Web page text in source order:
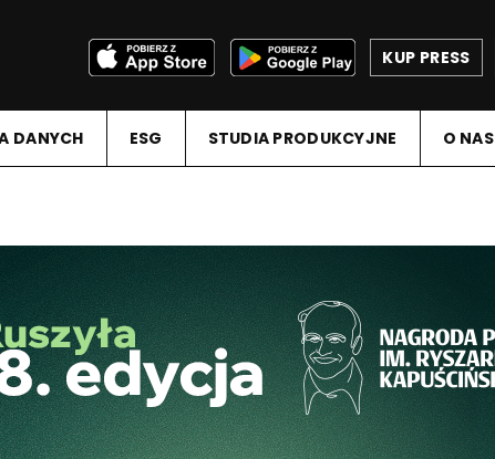
KUP PRESS
DANYCH ESG STUDIA PRODUKCYJNE O NAS